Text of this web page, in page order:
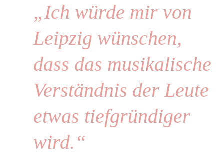
„Ich würde mir von
Leipzig wünschen,
dass das musikalische
Verständnis der Leute
etwas tiefgründiger
wird.“